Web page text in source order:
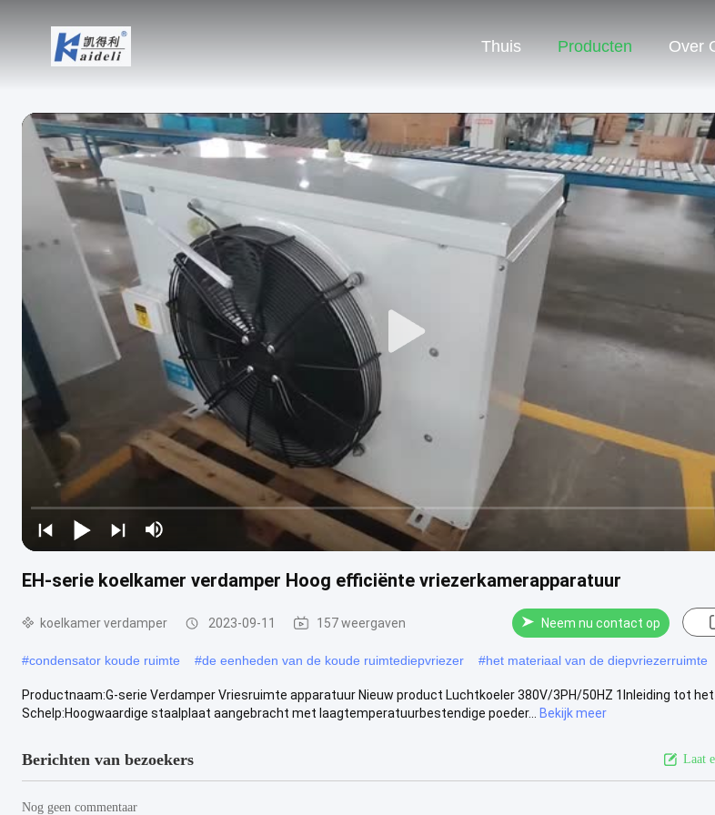
Thuis Producten Over
EH-serie koelkamer verdamper Hoog efficiënte vriezerkamerapparatuur
koelkamer verdamper 2023-09-11 157 weergaven Neem nu contact op
#condensator koude ruimte #de eenheden van de koude ruimtediepvriezer #het materiaal van de diepvriezerruimte
Productnaam:G-serie Verdamper Vriesruimte apparatuur Nieuw product Luchtkoeler 380V/3PH/50HZ 1Inleiding tot
Schelp:Hoogwaardige staalplaat aangebracht met laagtemperatuurbestendige poeder...
Bekijk meer
Berichten van bezoekers Laat
Nog geen commentaar